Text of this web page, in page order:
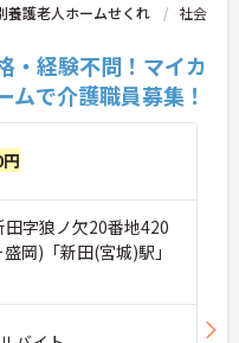
養護老人ホームせくれ
社会
・経験不問！マイカ
で介護職員募集！
田字狼ノ欠20番地420
岡)「新田(宮城)駅」